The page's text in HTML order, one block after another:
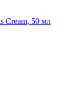
Cream, 50 мл